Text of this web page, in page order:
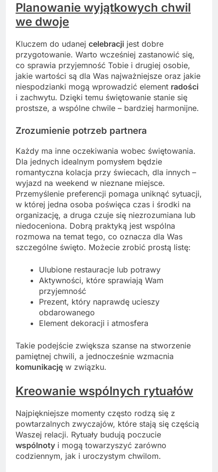
Planowanie wyjątkowych chwil
we dwoje
Kluczem do udanej celebracji jest dobre
przygotowanie. Warto wcześniej zastanowić się,
co sprawia przyjemność Tobie i drugiej osobie,
jakie wartości są dla Was najważniejsze oraz jakie
niespodzianki mogą wprowadzić element radości
i zachwytu. Dzięki temu świętowanie stanie się
prostsze, a wspólne chwile – bardziej harmonijne.
Zrozumienie potrzeb partnera
Każdy ma inne oczekiwania wobec świętowania.
Dla jednych idealnym pomysłem będzie
romantyczna kolacja przy świecach, dla innych –
wyjazd na weekend w nieznane miejsce.
Przemyślenie preferencji pomaga uniknąć sytuacji,
w której jedna osoba poświęca czas i środki na
organizację, a druga czuje się niezrozumiana lub
niedoceniona. Dobrą praktyką jest wspólna
rozmowa na temat tego, co oznacza dla Was
szczególne święto. Możecie zrobić prostą listę:
Ulubione restauracje lub potrawy
Aktywności, które sprawiają Wam
przyjemność
Prezent, który naprawdę ucieszy
obdarowanego
Element dekoracji i atmosfera
Takie podejście zwiększa szanse na stworzenie
pamiętnej chwili, a jednocześnie wzmacnia
komunikację w związku.
Kreowanie wspólnych rytuałów
Najpiękniejsze momenty często rodzą się z
powtarzalnych zwyczajów, które stają się częścią
Waszej relacji. Rytuały budują poczucie
wspólnoty i mogą towarzyszyć zarówno
codziennym, jak i uroczystym chwilom.